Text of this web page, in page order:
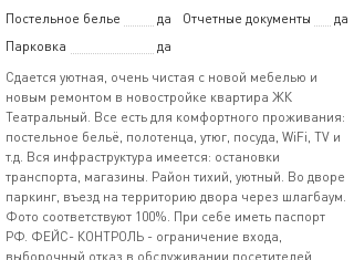
Постельное белье да Отчетные документы
да
Парковка
да
Сдается уютная, очень чистая с новой мебелью и
новым ремонтом в новостройке квартира ЖК
Театральный. Все есть для комфортного проживания:
постельное бельё, полотенца, утюг, посуда, WiFi, TV и
т.д. Вся инфраструктура имеется: остановки
транспорта, магазины. Район тихий, уютный. Во дворе
паркинг, въезд на территорию двора через шлагбаум.
Фото соответствуют 100%. При себе иметь паспорт
РФ. ФЕЙС- КОНТРОЛЬ - ограничение входа,
выборочный отказ в обслуживании посетителей